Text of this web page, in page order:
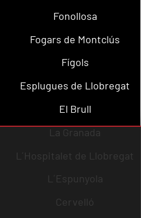
Fonollosa
Fogars de Montclús
Fígols
Esplugues de Llobregat
El Brull
La Granada
L´Hospitalet de Llobregat
L´Espunyola
Cervelló